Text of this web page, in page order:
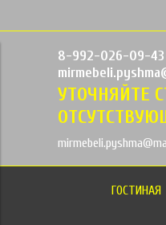
8-992-026-09-43
УТОЧНЯЙТЕ
ГОСТИНАЯ